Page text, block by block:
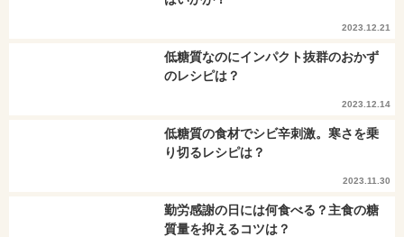
2023.12.21
低糖質なのにインパクト抜群のおかず
のレシピは？
2023.12.14
低糖質の食材でシビ辛刺激。寒さを乗
り切るレシピは？
2023.11.30
勤労感謝の日には何食べる？主食の糖
質量を抑えるコツは？